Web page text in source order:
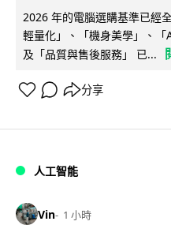
2026 年的電腦選購基準已經
輕量化」、「機身美學」、
及「品質與售後服務」 已...
分享
人工智能
Vin 1 小時